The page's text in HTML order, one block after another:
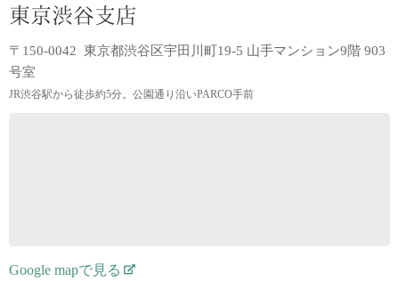
東京渋谷支店
〒150-0042 東京都渋谷区宇田川町19-5 山手マンション9階 903
号室
JR渋谷駅から徒歩約5分。公園通り沿いPARCO手前
Google mapで見る